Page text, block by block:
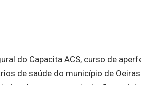
do Capacita ACS, curso de
de saúde do município de